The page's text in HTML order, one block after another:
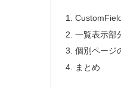
一覧表示部
個別ページ
まとめ